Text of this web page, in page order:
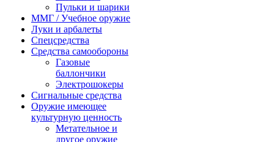
Пульки и шарики
ММГ / Учебное оружие
Луки и арбалеты
Спецсредства
Средства самообороны
Газовые
баллончики
Электрошокеры
Сигнальные средства
Оружие имеющее
культурную ценность
Метательное и
другое оружие